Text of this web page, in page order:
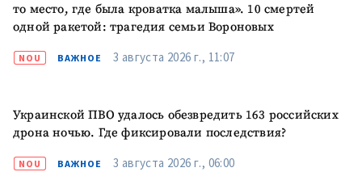
то место, где была кроватка малыша». 10 смертей
одной ракетой: трагедия семьи Вороновых
NOU ВАЖНОЕ 3 августа 2026 г., 11:07
Украинской ПВО удалось обезвредить 163 российских
дрона ночью. Где фиксировали последствия?
NOU ВАЖНОЕ 3 августа 2026 г., 06:00